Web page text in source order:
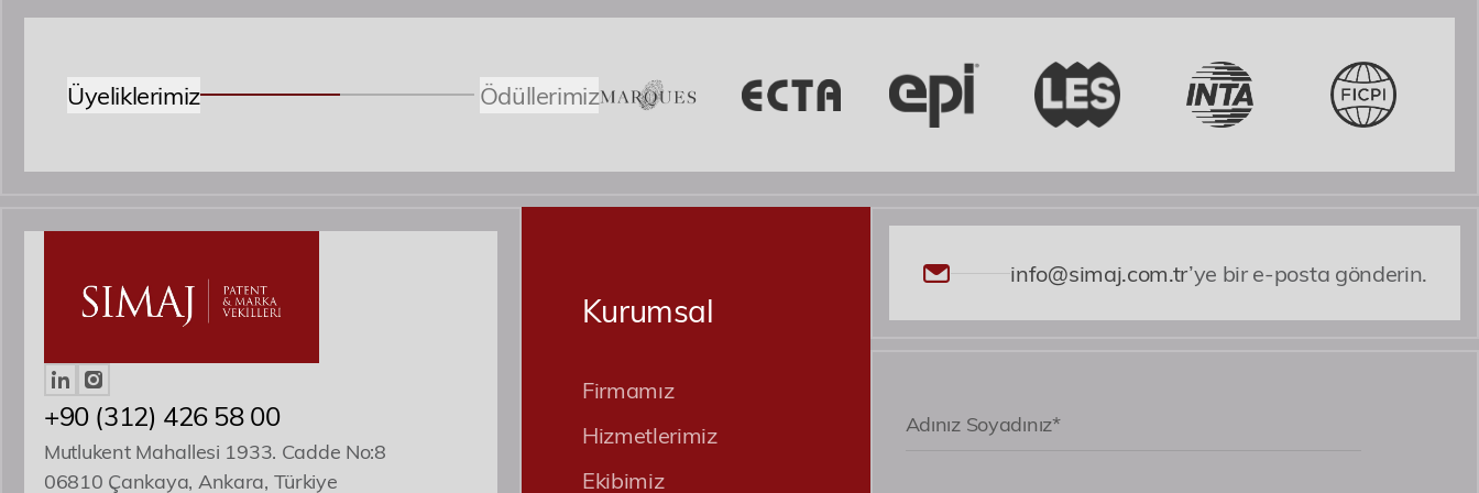
Üyeliklerimiz Ödüllerimiz
+90 (312) 426 58 00
Mutlukent Mahallesi 1933. Cadde No:8
06810 Çankaya, Ankara, Türkiye
Kurumsal
Firmamız
Hizmetlerimiz
Ekibimiz
info@simaj.com.tr’ye bir e-posta gönderin.
provident sapiente culpa alias fuga odit distinctio doloribus accusantium cum cumque iste nulla.
Roller
başladığında işleme alınacaktır. Anlayışınız için teşekkür eder, iyi günler dileriz.